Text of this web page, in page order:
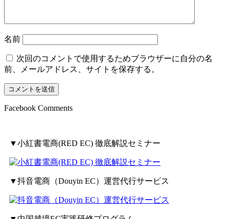
名前
次回のコメントで使用するためブラウザーに自分の名
前、メールアドレス、サイトを保存する。
Facebook Comments
▼小紅書電商(RED EC) 徹底解説セミナー
▼抖音電商（Douyin EC）運営代行サービス